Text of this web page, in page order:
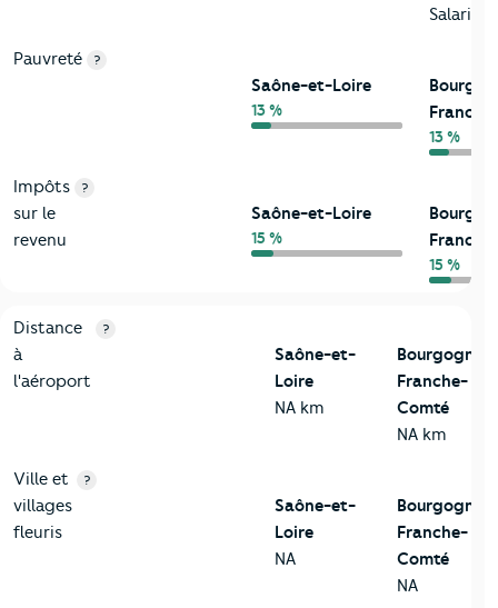
Salariés
Pauvreté ?
Saône-et-Loire
13 %
13 %
Impôts
sur le
revenu
?
Saône-et-Loire
15 %
15 %
3-Environnement
Critères Saône-et-Loire
Distance
à
l'aéroport
?
Saône-et-
Loire
NA km
Bourgogne-
Franche-
Comté
NA km
Ville et
villages
fleuris
?
Saône-et-
Loire
NA
Bourgogne-
Franche-
Comté
NA